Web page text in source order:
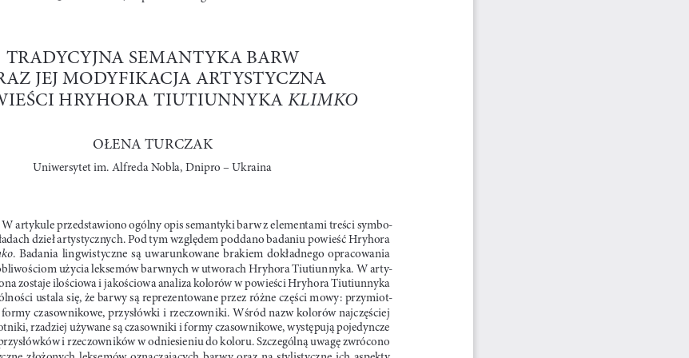
TRADYCYJNA SEMANTYKA BARW
JEJ MODYFIKACJA ARTYSTYCZNA
HRYHORA TIUTIUNNYKA KLIMKO
OŁENA TURCZAK
Uniwersytet im. Alfreda Nobla, Dnipro – Ukraina
artykule przedstawiono ogólny opis semantyki barw z elementami treści symbo-
dzieł artystycznych. Pod tym względem poddano badaniu powieść Hryhora
.  Badania  lingwistyczne  są  uwarunkowane  brakiem  dokładnego  opracowania
użycia leksemów barwnych w utworach Hryhora Tiutiunnyka. W arty-
zostaje ilościowa i jakościowa analiza kolorów w powieści Hryhora Tiutiunnyka
ustala się, że barwy są reprezentowane przez różne części mowy: przymiot-
czasownikowe, przysłówki i rzeczowniki. Wśród nazw kolorów najczęściej
rzadziej używane są czasowniki i formy czasownikowe, występują pojedyncze
i rzeczowników w odniesieniu do koloru. Szczególną uwagę zwrócono
złożonych  leksemów  oznaczających  barwy  oraz  na  stylistyczne  ich  aspekty